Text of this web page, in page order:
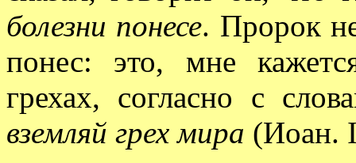
болезни понесе. Пророк
понес: это, мне
грехах, согласно с
вземляй грех мира (Иоан.